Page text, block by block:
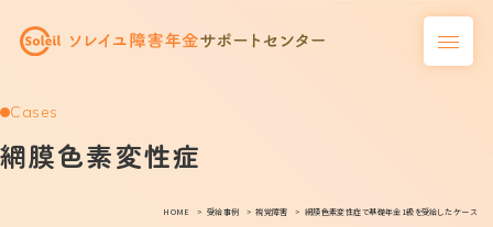
Cases
網膜色素変性症
HOME 受給事例 視覚障害 網膜色素変性症で基礎年金1級を受給したケース